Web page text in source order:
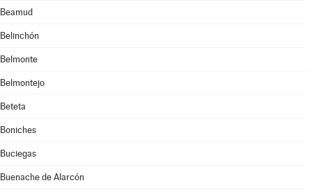
Beamud
Belinchón
Belmonte
Belmontejo
Beteta
Boniches
Buciegas
Buenache de Alarcón